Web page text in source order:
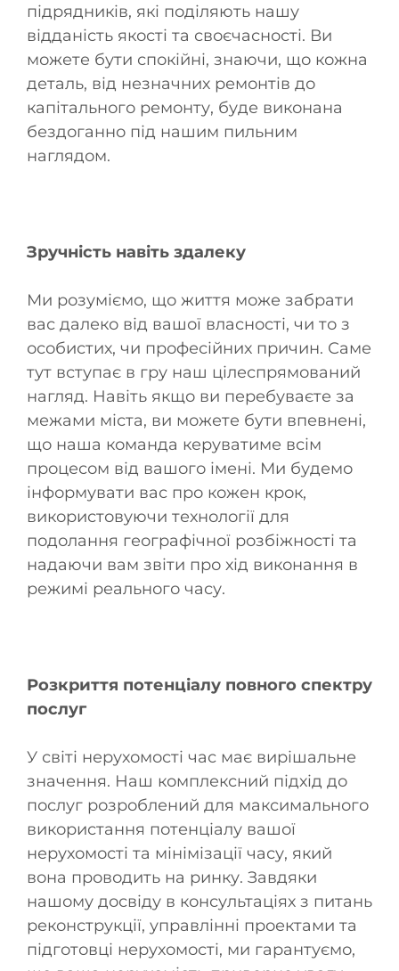
підрядників, які поділяють нашу
відданість якості та своєчасності. Ви
можете бути спокійні, знаючи, що кожна
деталь, від незначних ремонтів до
капітального ремонту, буде виконана
бездоганно під нашим пильним
наглядом.
Зручність навіть здалеку
Ми розуміємо, що життя може забрати
вас далеко від вашої власності, чи то з
особистих, чи професійних причин. Саме
тут вступає в гру наш цілеспрямований
нагляд. Навіть якщо ви перебуваєте за
межами міста, ви можете бути впевнені,
що наша команда керуватиме всім
процесом від вашого імені. Ми будемо
інформувати вас про кожен крок,
використовуючи технології для
подолання географічної розбіжності та
надаючи вам звіти про хід виконання в
режимі реального часу.
Розкриття потенціалу повного спектру
послуг
У світі нерухомості час має вирішальне
значення. Наш комплексний підхід до
послуг розроблений для максимального
використання потенціалу вашої
нерухомості та мінімізації часу, який
вона проводить на ринку. Завдяки
нашому досвіду в консультаціях з питань
реконструкції, управлінні проектами та
підготовці нерухомості, ми гарантуємо,